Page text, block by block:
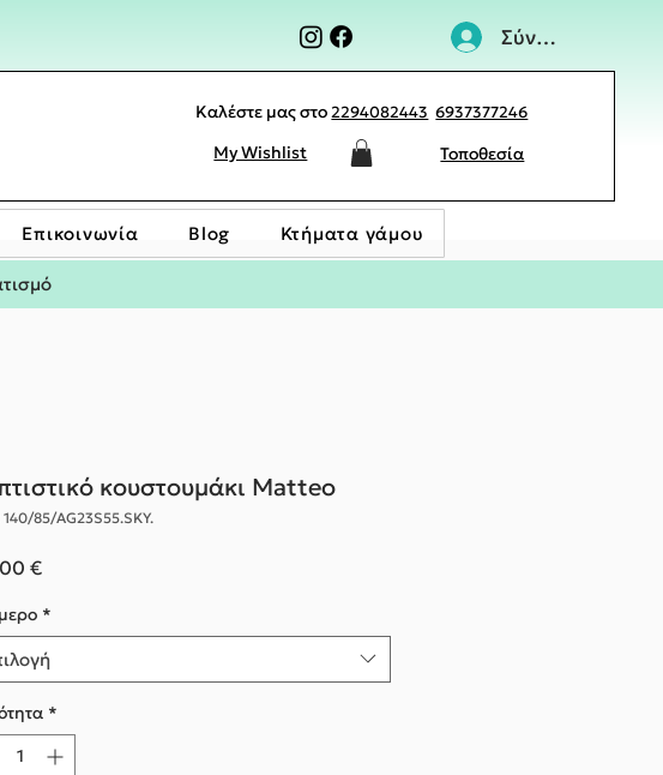
Σύνδεση
Καλέστε μας στο2294082443 6937377246
My Wishlist Τοποθεσία
Επικοινωνία Blog Κτήματα γάμου
κουστουμάκι Matteo
140/85/AG23S55.SKY.
€Τιμή
*
*